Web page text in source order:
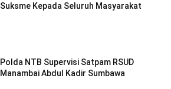
Suksme Kepada Seluruh Masyarakat
Polda NTB Supervisi Satpam RSUD
Manambai Abdul Kadir Sumbawa